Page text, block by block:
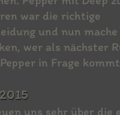
war die richtige
und nun
wer als nächster
in Frage
uns sehr über die